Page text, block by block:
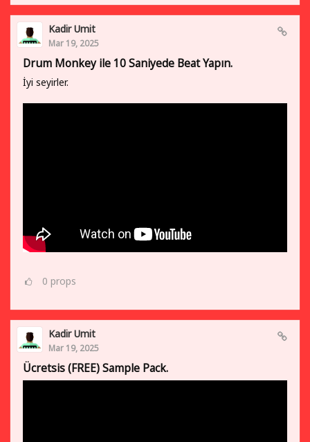
Kadir Umit
Mar 19, 2025
Drum Monkey ile 10 Saniyede Beat Yapın.
İyi seyirler.
0 props
Kadir Umit
Mar 19, 2025
Ücretsis (FREE) Sample Pack.